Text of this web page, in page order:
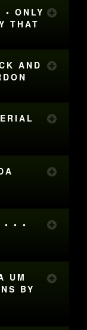
• ONLY
THAT
AND
• •
UM
BY